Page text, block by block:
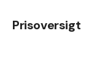
Prisoversigt